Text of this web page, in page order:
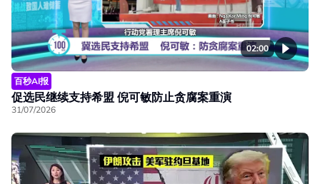
02:00
百秒AI报
促选民继续支持希盟 倪可敏防止贪腐案重演
31/07/2026